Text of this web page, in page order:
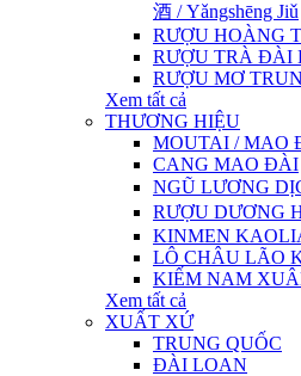
酒 / Yǎngshēng Jiǔ
RƯỢU HOÀNG
RƯỢU TRÀ ĐÀI
RƯỢU MƠ
Xem tất cả
THƯƠNG HIỆU
MOUTAI / MAO
CANG MAO ĐÀI
NGŨ LƯƠNG
RƯỢU DƯƠNG
KINMEN
LÔ CHÂU LÃO
KIẾM NAM
Xem tất cả
XUẤT XỨ
TRUNG QUỐC
ĐÀI LOAN